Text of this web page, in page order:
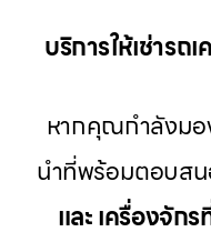
บริการให้เช่าร
หากคุณกำลังม
นำที่พร้อมตอบสน
และ เครื่องจัก